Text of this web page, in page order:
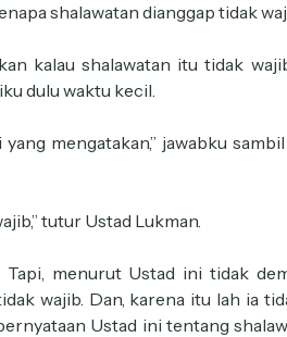
shalawatan dianggap tidak
kalau shalawatan itu tidak
dulu waktu kecil.
mengatakan,” jawabku
tutur Ustad Lukman.
Tapi, menurut Ustad ini tidak
wajib. Dan, karena itu lah ia
Ustad ini tentang